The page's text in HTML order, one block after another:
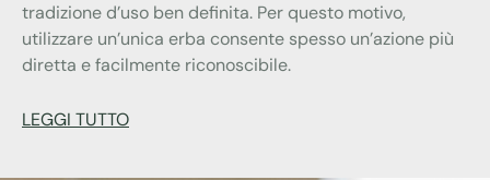
tradizione d’uso ben definita. Per questo motivo,
utilizzare un’unica erba consente spesso un’azione più
diretta e facilmente riconoscibile.
LEGGI TUTTO